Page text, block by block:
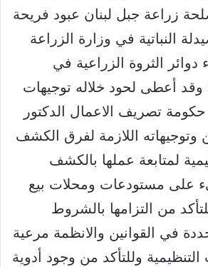
زراعة جبل لبنان عبود فريحة
النباتية في وزارة الزراعة
الثروة الزراعية في
وقد أعطى لحود خلاله توجيهات
تصريف الاعمال الدكتور
اللازمة لفرق الكشف
لمتابعة عملها بالكشف
على مستودعات ومحلات بيع
من التزامها بالشروط
في القوانين والانظمة مرعية
التنظيمية وللتأكد من وجود أدوية